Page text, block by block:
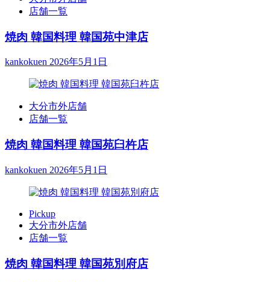
店舗一覧
焼肉 韓国料理 韓国苑中津店
kankokuen 2026年5月1日
大分市外店舗
店舗一覧
焼肉 韓国料理 韓国苑臼杵店
kankokuen 2026年5月1日
Pickup
大分市外店舗
店舗一覧
焼肉 韓国料理 韓国苑別府店